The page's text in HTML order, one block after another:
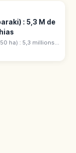
: 5,3 M de
ha) : 5,3 millions
kochias